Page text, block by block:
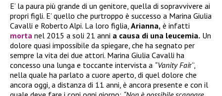
E’ la paura più grande di un genitore, quella di sopravvivere ai
propri figli. E’ quello che purtroppo è successo a Marina Giulia
Cavalli e Roberto Alpi. La loro figlia, Arianna, è infatti
morta nel 2015 a soli 21 anni a causa di una leucemia. Un
dolore quasi impossibile da spiegare, che ha segnato per
sempre la vita dei due attori. Marina Giulia Cavalli ha
concesso una lunga e toccante intervista a “Vanity Fair”,
nella quale ha parlato a cuore aperto, di quel dolore che
ancora oggi, a distanza di 11 anni, è ancora presente e con il